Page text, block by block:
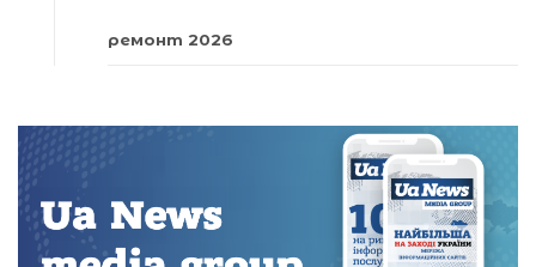
ремонт 2026